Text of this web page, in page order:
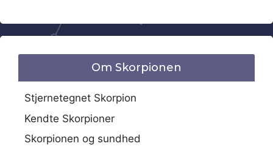
Om Skorpionen
Stjernetegnet Skorpion
Kendte Skorpioner
Skorpionen og sundhed